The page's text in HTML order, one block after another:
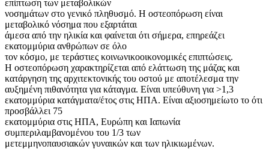
επίπτωση των μεταβολικών
νοσημάτων στο γενικό πληθυσμό. Η οστεοπόρωση είναι
μεταβολικό νόσημα που εξαρτάται
άμεσα από την ηλικία και φαίνεται ότι σήμερα, επηρεάζει
εκατομμύρια ανθρώπων σε όλο
τον κόσμο, με τεράστιες κοινωνικοοικονομικές επιπτώσεις.
Η οστεοπόρωση χαρακτηρίζεται από ελάττωση της μάζας και
κατάργηση της αρχιτεκτονικής του οστού με αποτέλεσμα την
αυξημένη πιθανότητα για κάταγμα. Είναι υπεύθυνη για >1,3
εκατομμύρια κατάγματα/έτος στις ΗΠΑ. Είναι αξιοσημείωτο το ότι
προσβάλλει 75
εκατομμύρια στις ΗΠΑ, Ευρώπη και Ιαπωνία
συμπεριλαμβανομένου του 1/3 των
μετεμμηνοπαυσιακών γυναικών και των ηλικιωμένων.